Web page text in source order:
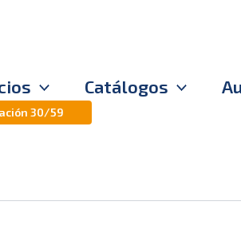
Catálogos
30/59